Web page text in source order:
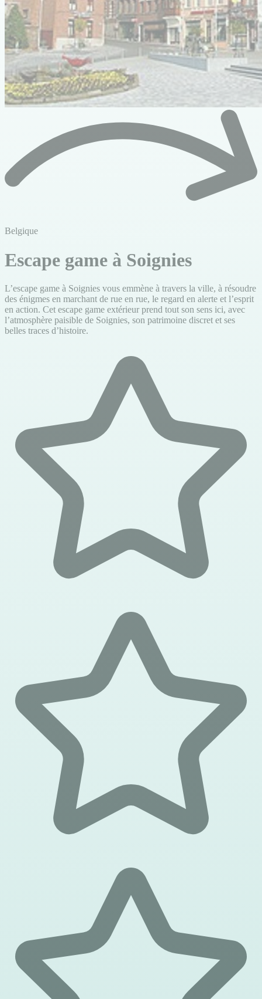
Belgique
Escape game à Soignies
L’escape game à Soignies vous emmène à travers la ville, à résoudre
des énigmes en marchant de rue en rue, le regard en alerte et l’esprit
en action. Cet escape game extérieur prend tout son sens ici, avec
l’atmosphère paisible de Soignies, son patrimoine discret et ses
belles traces d’histoire.